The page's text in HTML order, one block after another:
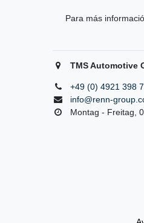
Para más
TMS Automotive
+49 (0) 4921 398
info@renn-
Montag - Freitag,